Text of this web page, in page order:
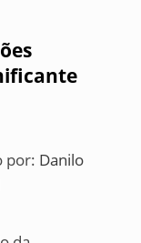
por: Danilo